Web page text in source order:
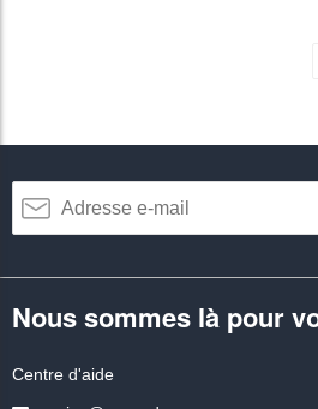
Nous sommes là pour
Centre d'aide